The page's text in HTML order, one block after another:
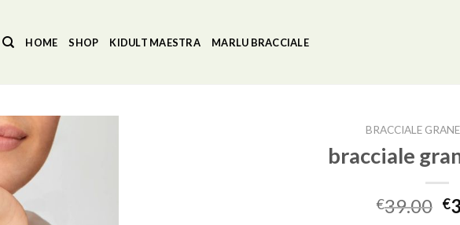
HOME SHOP KIDULT MAESTRA MARLU BRACCIALE
BRACCIALE
bracciale
€39.00 €